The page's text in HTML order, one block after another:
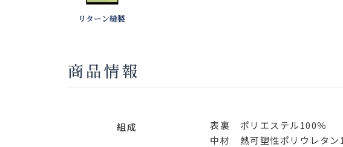
リターン縫製
商品情報
組成
表裏 ポリエステル100％
中材 熱可塑性ポリウレタン